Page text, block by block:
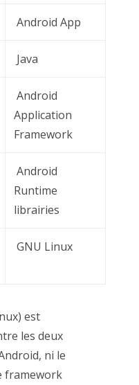
Android App
Java
Android
Application
Framework
Android
Runtime
librairies
GNU Linux
est
les deux
ni le
framework